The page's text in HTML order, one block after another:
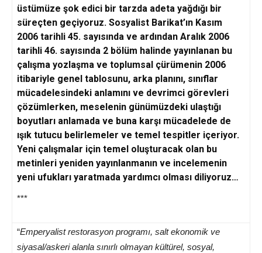
üstümüze şok edici bir tarzda adeta yağdığı bir
süreçten geçiyoruz. Sosyalist Barikat’ın Kasım
2006 tarihli 45. sayısında ve ardından Aralık 2006
tarihli 46. sayısında 2 bölüm halinde yayınlanan bu
çalışma yozlaşma ve toplumsal çürümenin 2006
itibariyle genel tablosunu, arka planını, sınıflar
mücadelesindeki anlamını ve devrimci görevleri
çözümlerken, meselenin günümüzdeki ulaştığı
boyutları anlamada ve buna karşı mücadelede de
ışık tutucu belirlemeler ve temel tespitler içeriyor.
Yeni çalışmalar için temel oluşturacak olan bu
metinleri yeniden yayınlanmanın ve incelemenin
yeni ufukları yaratmada yardımcı olması diliyoruz…
***
“Emperyalist restorasyon programı, salt ekonomik ve
siyasal/askeri alanla sınırlı olmayan kültürel, sosyal,